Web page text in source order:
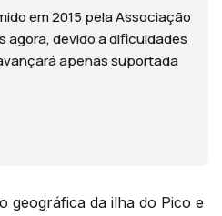
em 2015 pela Associação
agora, devido a dificuldades
apenas suportada
geográfica da ilha do Pico e